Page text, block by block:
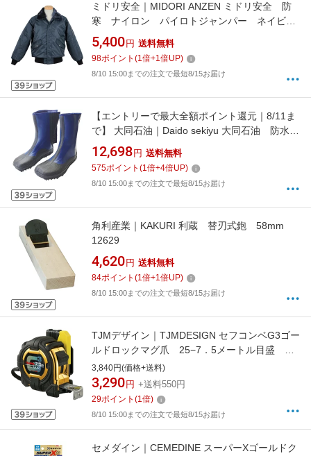
ミドリ安全｜MIDORI ANZEN ミドリ安全 防
寒 ナイロン パイロトジャンパー ネイビ
ー L PJ07-UE-L
5,400 円 送料無料
98ポイント (1倍+1倍UP)
8/10 15:00までの注文で最短8/15お届け
【エントリーで最大全額ポイント還元｜8/11ま
で】 大同石油｜Daido sekiyu 大同石油 防水コ
ハゼ先丸NS 112A-260CM
12,698 円 送料無料
575ポイント (1倍+4倍UP)
8/10 15:00までの注文で最短8/15お届け
角利産業｜KAKURI 利蔵 替刃式鉋 58mm
12629
4,620 円 送料無料
84ポイント (1倍+1倍UP)
8/10 15:00までの注文で最短8/15お届け
TJMデザイン｜TJMDESIGN セフコンベG3ゴー
ルドロックマグ爪 25−7．5メートル目盛
SFG3GLM2575BL
3,840円(価格+送料)
3,290 円 +送料550円
29ポイント (1倍)
8/10 15:00までの注文で最短8/15お届け
セメダイン｜CEMEDINE スーパーXゴールドク